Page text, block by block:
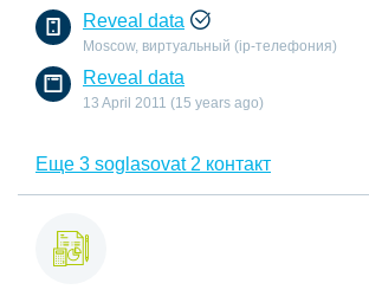
Reveal data
Moscow, виртуальный (ip-телефония)
Reveal data
13 April 2011 (15 years ago)
Еще 3 soglasovat 2 контакт